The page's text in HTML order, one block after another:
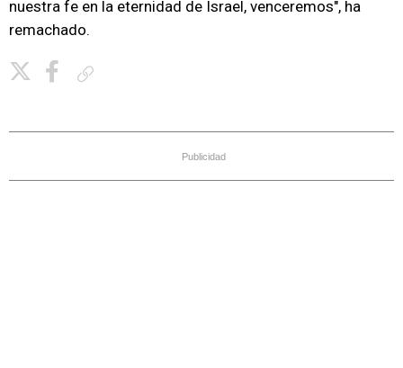
nuestra fe en la eternidad de Israel, venceremos", ha
remachado.
Publicidad